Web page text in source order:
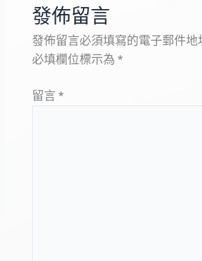
發佈留言
發佈留言必須填寫的電子郵件地
必填欄位標示為 *
留言 *